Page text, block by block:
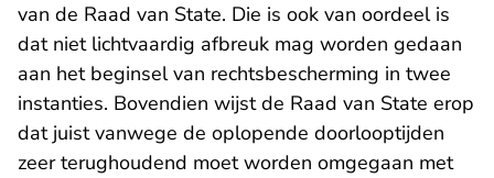
van de Raad van State. Die is ook van oordeel is
dat niet lichtvaardig afbreuk mag worden gedaan
aan het beginsel van rechtsbescherming in twee
instanties. Bovendien wijst de Raad van State erop
dat juist vanwege de oplopende doorlooptijden
zeer terughoudend moet worden omgegaan met